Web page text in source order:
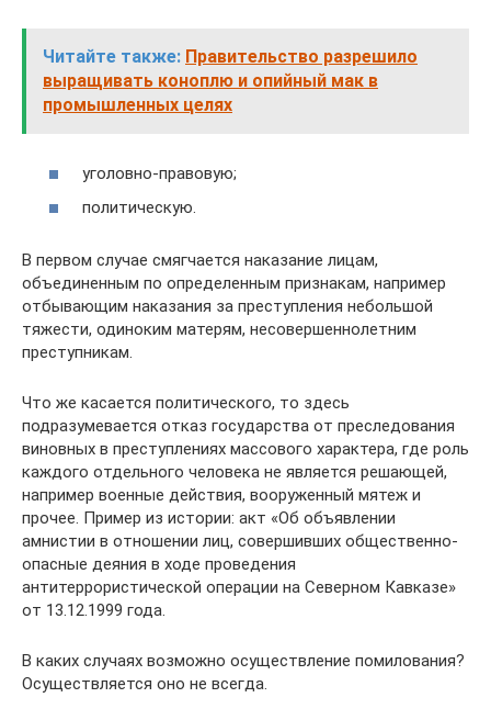
Читайте также: Правительство разрешило
выращивать коноплю и опийный мак в
промышленных целях
уголовно-правовую;
политическую.
В первом случае смягчается наказание лицам,
объединенным по определенным признакам, например
отбывающим наказания за преступления небольшой
тяжести, одиноким матерям, несовершеннолетним
преступникам.
Что же касается политического, то здесь
подразумевается отказ государства от преследования
виновных в преступлениях массового характера, где роль
каждого отдельного человека не является решающей,
например военные действия, вооруженный мятеж и
прочее. Пример из истории: акт «Об объявлении
амнистии в отношении лиц, совершивших общественно-
опасные деяния в ходе проведения
антитеррористической операции на Северном Кавказе»
от 13.12.1999 года.
В каких случаях возможно осуществление помилования?
Осуществляется оно не всегда.